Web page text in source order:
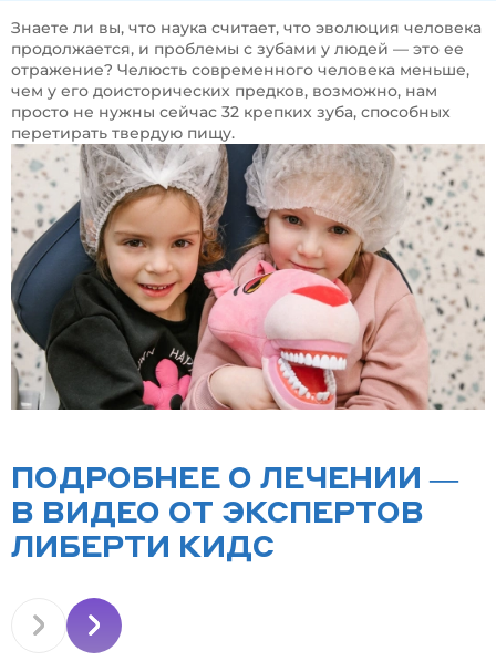
Знаете ли вы, что наука считает, что эволюция человека
продолжается, и проблемы с зубами у людей — это ее
отражение? Челюсть современного человека меньше,
чем у его доисторических предков, возможно, нам
просто не нужны сейчас 32 крепких зуба, способных
перетирать твердую пищу.
ПОДРОБНЕЕ О ЛЕЧЕНИИ —
В ВИДЕО ОТ ЭКСПЕРТОВ
ЛИБЕРТИ КИДС